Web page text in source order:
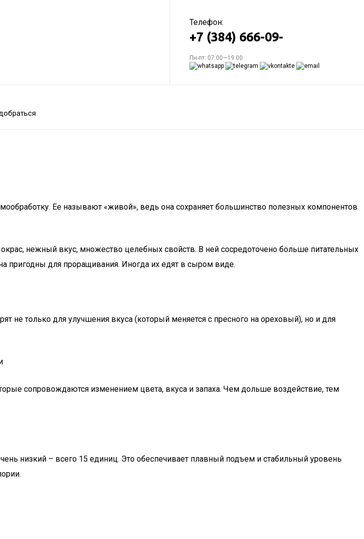
Телефон:
+7 (384) 666-09-
Пн-пт: 07:00—19:00
Ее называют «живой», ведь она сохраняет большинство полезных компонентов.
нежный вкус, множество целебных свойств. В ней сосредоточено больше питательных
пригодны для проращивания. Иногда их едят в сыром виде.
не только для улучшения вкуса (который меняется с пресного на ореховый), но и для
сопровождаются изменением цвета, вкуса и запаха. Чем дольше воздействие, тем
низкий – всего 15 единиц. Это обеспечивает плавный подъем и стабильный уровень